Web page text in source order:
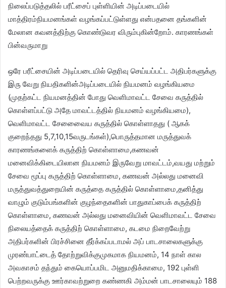
நிலைப்படுத்தலில் பரீட்சைப் புள்ளியின் அடிப்படையில்
மாத்திரம்நியமனங்கள் வழங்கப்பட்டுள்ளது என்பதனை தங்களின்
மேலான கவனத்திற்கு கொண்டுவர விரும்புகின்றோம். காரணங்கள்
பின்வருமாறு
ஒரே பரீட்சையின் அடிப்படையில் தெரிவு செய்யப்பட்ட அதிபர்களுக்கு
இரு வேறு நியதிகளின்அடிப்படையில் நியமனம் வழங்கியமை
(முதற்கட்ட நியமனத்தின் போது வெளிமாவட்ட சேவை கருத்தில்
கொள்ளப்பட்டு அதே மாவட்டத்தில் நியமனம் வழங்கியமை),
வெளிமாவட்ட சேவைைைய கருத்தில் கொள்ளாதது ( ஆகக்
குறைந்தது 5,7,10,15வருடங்கள்),பொருத்தமான மருத்துவக்
காரணங்களைக் கருத்திற் கொள்ளாமை,கணவன்
மனைவிக்கிடையிலான நியமனம் இருவேறு மாவட்டம்,வயது மற்றும்
சேவை மூப்பு கருத்திற் கொள்ளாமை, கணவன் அல்லது மனைவி
மருத்துவத்துறையின் கருத்தை கருத்தில் கொள்ளாமை,தனித்து
வாழும் குடும்பங்களின் குழந்தைகளின் பாதுகாப்பைக் கருத்திற்
கொள்ளாமை, கணவன் அல்லது மனைவியின் வெளிமாவட்ட சேவை
நிலையத்தைக் கருத்திற் கொள்ளாமை, கடமை நிறைவேற்று
அதிபர்களின் பிரச்சினை தீர்க்கப்படாமல் அப் பாடசாலைகளுக்கு
முரண்பாட்டைத் தோற்றுவிக்குமுகமாக நியமனம், 14 நாள் கால
அவகாசம் தந்தும் கையொப்பமிட அனுமதிக்காமை, 192 புள்ளி
பெற்றவருக்கு ஊர்காவற்றுறை கண்ணகி அம்மன் பாடசாலையும் 188